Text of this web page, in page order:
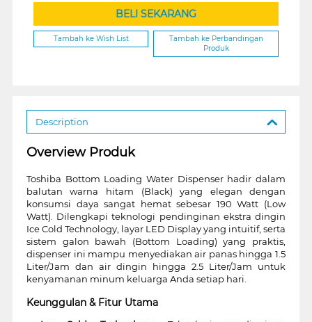
BELI SEKARANG
Tambah ke Wish List
Tambah ke Perbandingan
Produk
Description
Overview Produk
Toshiba Bottom Loading Water Dispenser hadir dalam
balutan warna hitam (Black) yang elegan dengan
konsumsi daya sangat hemat sebesar 190 Watt (Low
Watt). Dilengkapi teknologi pendinginan ekstra dingin
Ice Cold Technology, layar LED Display yang intuitif, serta
sistem galon bawah (Bottom Loading) yang praktis,
dispenser ini mampu menyediakan air panas hingga 1.5
Liter/Jam dan air dingin hingga 2.5 Liter/Jam untuk
kenyamanan minum keluarga Anda setiap hari.
Keunggulan & Fitur Utama